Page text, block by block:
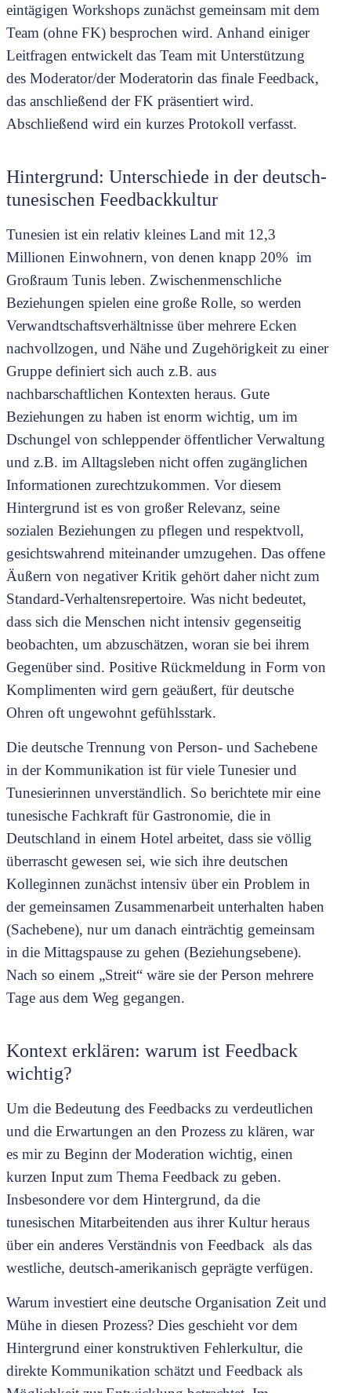
eintägigen Workshops zunächst gemeinsam mit dem
Team (ohne FK) besprochen wird. Anhand einiger
Leitfragen entwickelt das Team mit Unterstützung
des Moderator/der Moderatorin das finale Feedback,
das anschließend der FK präsentiert wird.
Abschließend wird ein kurzes Protokoll verfasst.
Hintergrund: Unterschiede in der deutsch-
tunesischen Feedbackkultur
Tunesien ist ein relativ kleines Land mit 12,3
Millionen Einwohnern, von denen knapp 20% im
Großraum Tunis leben. Zwischenmenschliche
Beziehungen spielen eine große Rolle, so werden
Verwandtschaftsverhältnisse über mehrere Ecken
nachvollzogen, und Nähe und Zugehörigkeit zu einer
Gruppe definiert sich auch z.B. aus
nachbarschaftlichen Kontexten heraus. Gute
Beziehungen zu haben ist enorm wichtig, um im
Dschungel von schleppender öffentlicher Verwaltung
und z.B. im Alltagsleben nicht offen zugänglichen
Informationen zurechtzukommen. Vor diesem
Hintergrund ist es von großer Relevanz, seine
sozialen Beziehungen zu pflegen und respektvoll,
gesichtswahrend miteinander umzugehen. Das offene
Äußern von negativer Kritik gehört daher nicht zum
Standard-Verhaltensrepertoire. Was nicht bedeutet,
dass sich die Menschen nicht intensiv gegenseitig
beobachten, um abzuschätzen, woran sie bei ihrem
Gegenüber sind. Positive Rückmeldung in Form von
Komplimenten wird gern geäußert, für deutsche
Ohren oft ungewohnt gefühlsstark.
Die deutsche Trennung von Person- und Sachebene
in der Kommunikation ist für viele Tunesier und
Tunesierinnen unverständlich. So berichtete mir eine
tunesische Fachkraft für Gastronomie, die in
Deutschland in einem Hotel arbeitet, dass sie völlig
überrascht gewesen sei, wie sich ihre deutschen
Kolleginnen zunächst intensiv über ein Problem in
der gemeinsamen Zusammenarbeit unterhalten haben
(Sachebene), nur um danach einträchtig gemeinsam
in die Mittagspause zu gehen (Beziehungsebene).
Nach so einem „Streit“ wäre sie der Person mehrere
Tage aus dem Weg gegangen.
Kontext erklären: warum ist Feedback
wichtig?
Um die Bedeutung des Feedbacks zu verdeutlichen
und die Erwartungen an den Prozess zu klären, war
es mir zu Beginn der Moderation wichtig, einen
kurzen Input zum Thema Feedback zu geben.
Insbesondere vor dem Hintergrund, da die
tunesischen Mitarbeitenden aus ihrer Kultur heraus
über ein anderes Verständnis von Feedback als das
westliche, deutsch-amerikanisch geprägte verfügen.
Warum investiert eine deutsche Organisation Zeit und
Mühe in diesen Prozess? Dies geschieht vor dem
Hintergrund einer konstruktiven Fehlerkultur, die
direkte Kommunikation schätzt und Feedback als